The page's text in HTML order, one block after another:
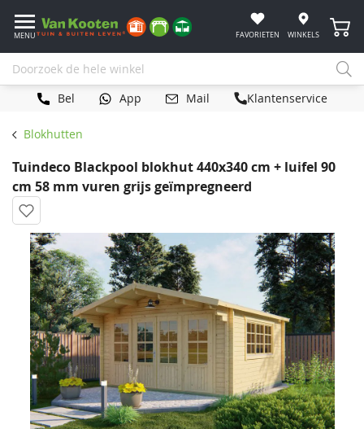
MENU FAVORIETEN WINKELS
Bel App Mail Klantenservice
Blokhutten
Tuindeco Blackpool blokhut 440x340 cm + luifel 90
cm 58 mm vuren grijs geïmpregneerd